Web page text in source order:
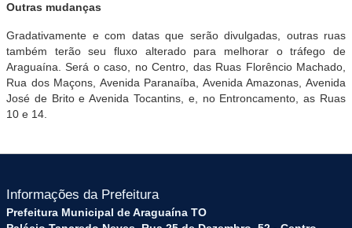
Outras mudanças
Gradativamente e com datas que serão divulgadas, outras ruas
também terão seu fluxo alterado para melhorar o tráfego de
Araguaína. Será o caso, no Centro, das Ruas Florêncio Machado,
Rua dos Maçons, Avenida Paranaíba, Avenida Amazonas, Avenida
José de Brito e Avenida Tocantins, e, no Entroncamento, as Ruas
10 e 14.
Informações da Prefeitura
Prefeitura Municipal de Araguaína TO